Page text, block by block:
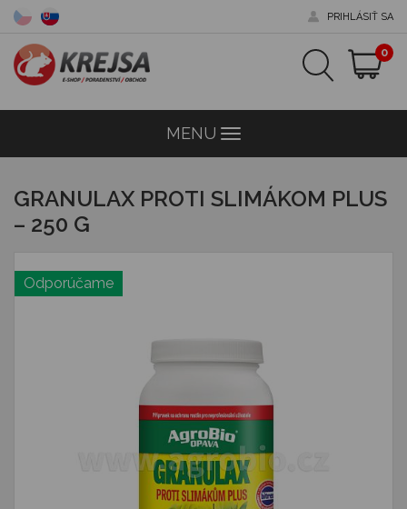
PRIHLÁSIŤ SA
0
MENU Menu
GRANULAX PROTI SLIMÁKOM PLUS
– 250 G
Odporúčame